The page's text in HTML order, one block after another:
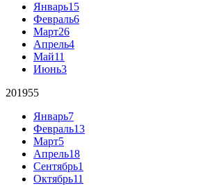
Январь15
Февраль6
Март26
Апрель4
Май11
Июнь3
201955
Январь7
Февраль13
Март5
Апрель18
Сентябрь1
Октябрь11